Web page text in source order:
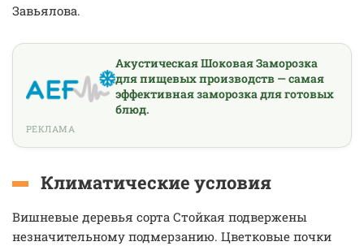
Завьялова.
Акустическая Шоковая Заморозка
для пищевых производств — самая
эффективная заморозка для готовых
блюд.
РЕКЛАМА
Климатические условия
Вишневые деревья сорта Стойкая подвержены
незначительному подмерзанию. Цветковые почки